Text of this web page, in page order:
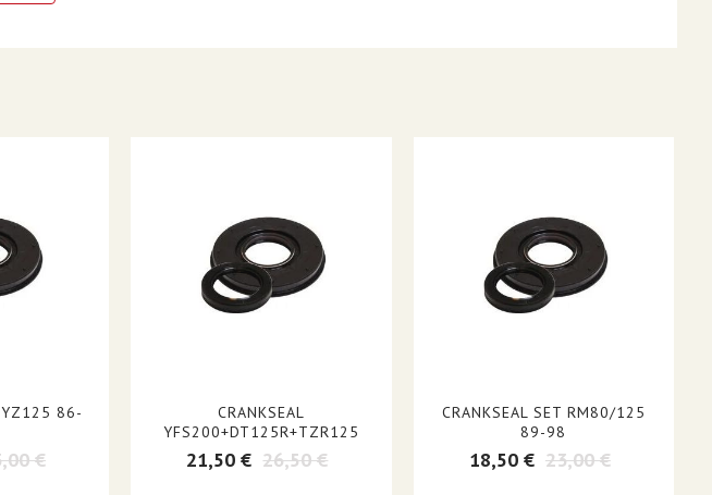
YZ125 86-
€
CRANKSEAL
YFS200+DT125R+TZR125
21,50 € 26,50 €
CRANKSEAL SET RM80/125
89-98
18,50 € 23,00 €